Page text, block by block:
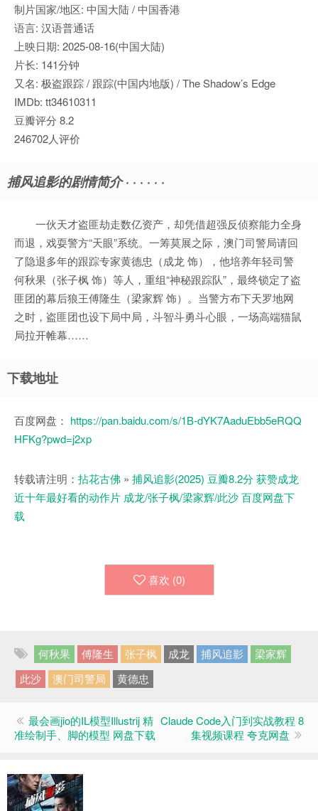
制片国家/地区: 中国大陆 / 中国香港
语言: 汉语普通话
上映日期: 2025-08-16(中国大陆)
片长: 141分钟
又名: 极盗跟踪 / 跟踪(中国内地版) / The Shadow’s Edge
IMDb: tt34610311
豆瓣评分 8.2
246702人评价
捕风追影的剧情简介· · · · · ·
一伙天才盗匪劫走数亿资产，却凭借超强反侦察能力全身
而退，戏耍警方“天眼”系统。一筹莫展之际，澳门司警局请回
了隐退多年的跟踪专家黄德忠（成龙 饰），他培养年轻司警
何秋果（张子枫 饰）等人，重组“神秘跟踪队”，最终锁定了盗
匪团的幕后狼王傅隆生（梁家辉 饰）。当警方布下天罗地网
之时，盗匪团也设下局中局，斗智斗勇斗心眼，一场高端猫鼠
局拉开帷幕……
下载地址
百度网盘： https://pan.baidu.com/s/1B-dYK7AaduEbb5eRQQ
HFKg?pwd=j2xp
转载请注明： 拈花古佛 » 捕风追影(2025) 豆瓣8.2分 获赞成龙
近十年最好看的动作片 成龙/张子枫/梁家辉/此沙 百度网盘下
载
喜欢 (0)
何秋果 傅隆生 张子枫 成龙 捕风追影
梁家辉
此沙
澳门司警局 黄德忠
最会画jio的IL模型Illustrij 精
准绘制手、脚的模型 网盘下载
Claude Code入门到实战教程 8
集视频课程 夸克网盘